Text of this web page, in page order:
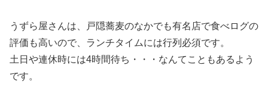
うずら屋さんは、戸隠蕎麦のなかでも有名店で食べログの
評価も高いので、ランチタイムには行列必須です。
土日や連休時には4時間待ち・・・なんてこともあるよう
です。